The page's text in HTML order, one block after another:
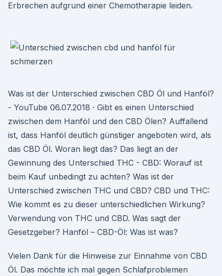
Erbrechen aufgrund einer Chemotherapie leiden.
Was ist der Unterschied zwischen CBD Öl und Hanföl?
- YouTube 06.07.2018 · Gibt es einen Unterschied
zwischen dem Hanföl und den CBD Ölen? Auffallend
ist, dass Hanföl deutlich günstiger angeboten wird, als
das CBD Öl. Woran liegt das? Das liegt an der
Gewinnung des Unterschied THC - CBD: Worauf ist
beim Kauf unbedingt zu achten? Was ist der
Unterschied zwischen THC und CBD? CBD und THC:
Wie kommt es zu dieser unterschiedlichen Wirkung?
Verwendung von THC und CBD. Was sagt der
Gesetzgeber? Hanföl – CBD-Öl: Was ist was?
Vielen Dank für die Hinweise zur Einnahme von CBD
Öl. Das möchte ich mal gegen Schlafproblemen